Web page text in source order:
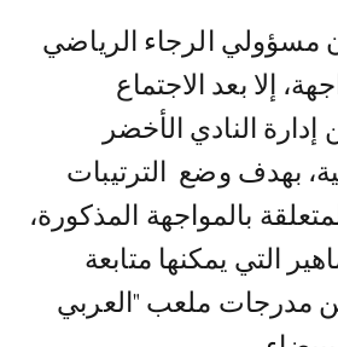
إلا بعد الاجتماع
النادي الأخضر
بهدف وضع الترتيبات
بالمواجهة المذكورة،
التي يمكنها متابعة
من مدرجات ملعب "العربي